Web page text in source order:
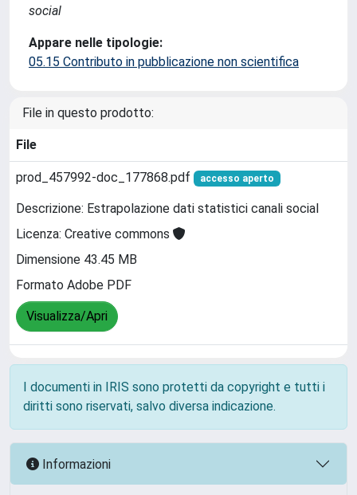
social
Appare nelle tipologie:
05.15 Contributo in pubblicazione non scientifica
File in questo prodotto:
File
prod_457992-doc_177868.pdf accesso aperto
Descrizione: Estrapolazione dati statistici canali social
Licenza: Creative commons
Dimensione 43.45 MB
Formato Adobe PDF
Visualizza/Apri
I documenti in IRIS sono protetti da copyright e tutti i
diritti sono riservati, salvo diversa indicazione.
Informazioni